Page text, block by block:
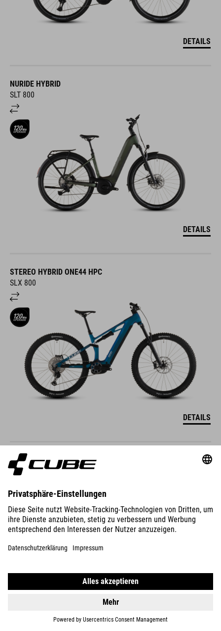
DETAILS
NURIDE HYBRID
SLT 800
DETAILS
STEREO HYBRID ONE44 HPC
SLX 800
DETAILS
STEREO HYBRID ONE44 HPC
SLX 800